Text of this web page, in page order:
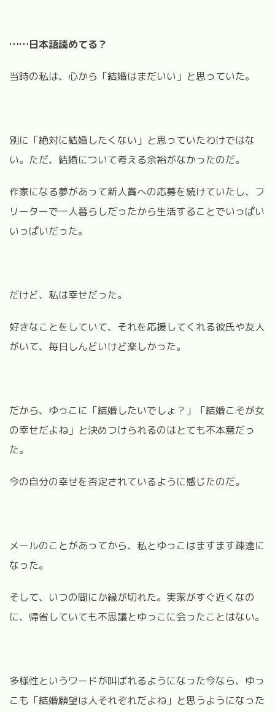
……日本語読めてる？
当時の私は、心から「結婚はまだいい」と思っていた。
別に「絶対に結婚したくない」と思っていたわけではな
い。ただ、結婚について考える余裕がなかったのだ。
作家になる夢があって新人賞への応募を続けていたし、フ
リーターで一人暮らしだったから生活することでいっぱい
いっぱいだった。
だけど、私は幸せだった。
好きなことをしていて、それを応援してくれる彼氏や友人
がいて、毎日しんどいけど楽しかった。
だから、ゆっこに「結婚したいでしょ？」「結婚こそが女
の幸せだよね」と決めつけられるのはとても不本意だっ
た。
今の自分の幸せを否定されているように感じたのだ。
メールのことがあってから、私とゆっこはますます疎遠に
なった。
そして、いつの間にか縁が切れた。実家がすぐ近くなの
に、帰省していても不思議とゆっこに会ったことはない。
多様性というワードが叫ばれるようになった今なら、ゆっ
こも「結婚願望は人それぞれだよね」と思うようになった